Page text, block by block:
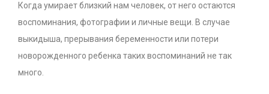
Когда умирает близкий нам человек, от него остаются
воспоминания, фотографии и личные вещи. В случае
выкидыша, прерывания беременности или потери
новорожденного ребенка таких воспоминаний не так
много.